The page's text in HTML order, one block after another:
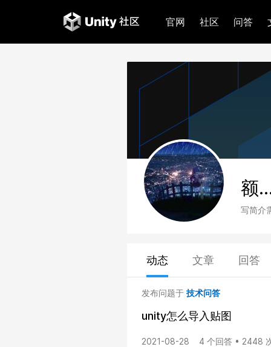
官网 社区 问答
额
写简介
动态 文章 回答
发布问题于 技术问答
unity怎么导入贴图
2021-08-28 4 个回答 • 2448